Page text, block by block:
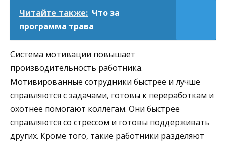
Читайте также: Что за
программа трава
Система мотивации повышает
производительность работника.
Мотивированные сотрудники быстрее и лучше
справляются с задачами, готовы к переработкам и
охотнее помогают коллегам. Они быстрее
справляются со стрессом и готовы поддерживать
других. Кроме того, такие работники разделяют